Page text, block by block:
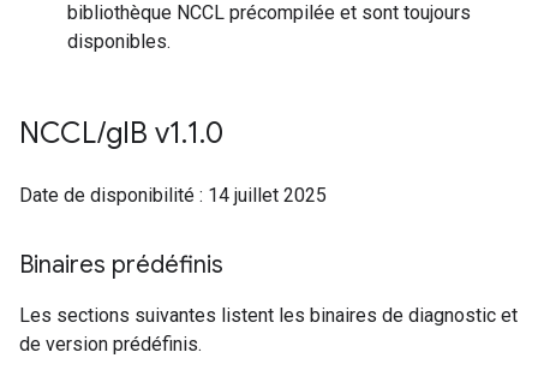
bibliothèque NCCL précompilée et sont toujours
disponibles.
NCCL/gIB v1.1.0
Date de disponibilité : 14 juillet 2025
Binaires prédéfinis
Les sections suivantes listent les binaires de diagnostic et
de version prédéfinis.